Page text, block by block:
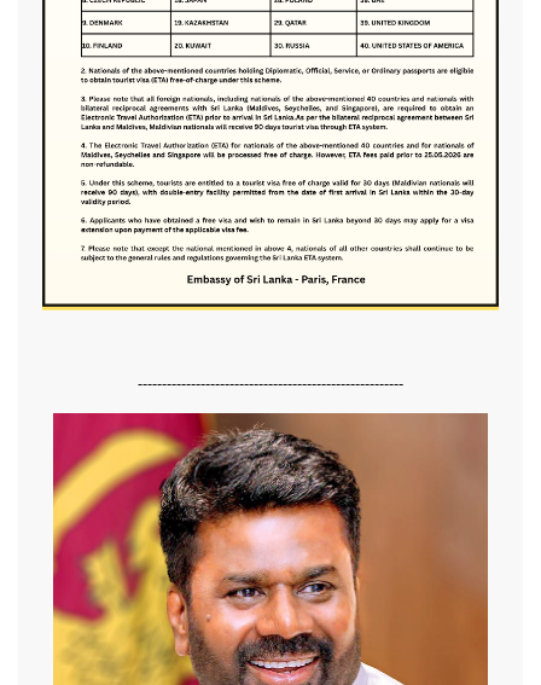
-------------------------------------------------------